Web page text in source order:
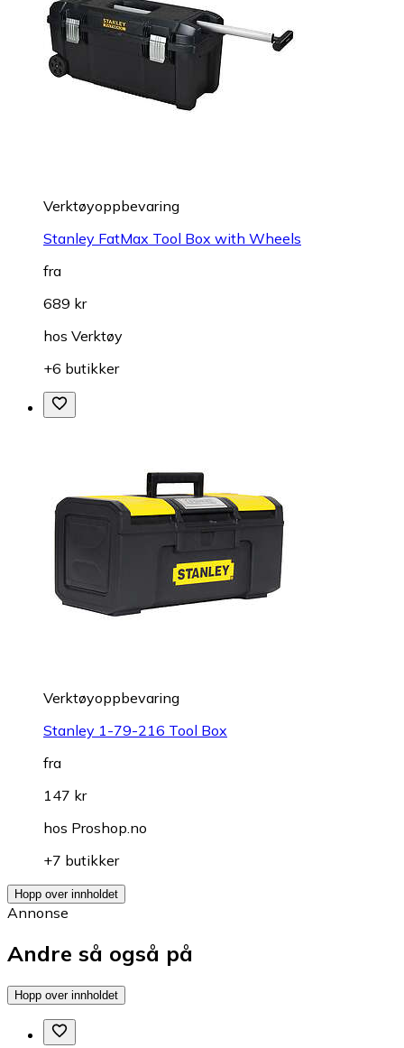
Verktøyoppbevaring
Stanley FatMax Tool Box with Wheels
fra
689 kr
hos Verktøy
+6 butikker
Verktøyoppbevaring
Stanley 1-79-216 Tool Box
fra
147 kr
hos Proshop.no
+7 butikker
Hopp over innholdet
Annonse
Andre så også på
Hopp over innholdet